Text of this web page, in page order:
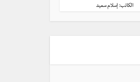
الكاتب: إسلام سعيد